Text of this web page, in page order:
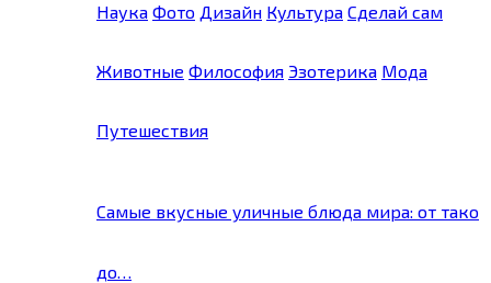
Наука Фото Дизайн Культура Сделай сам
Животные Философия Эзотерика Мода
Путешествия
Самые вкусные уличные блюда мира: от тако
до…